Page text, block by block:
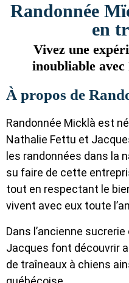
Randonnée
en
Vivez une
inoubliable
À propos de
Randonnée Micklà est
Nathalie Fettu et
les randonnées dans la
su faire de cette
tout en respectant le
vivent avec eux toute
Dans l’ancienne
Jacques font découvrir
de traîneaux à chiens